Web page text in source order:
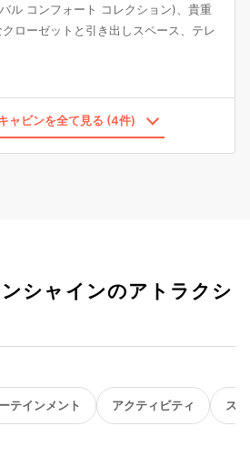
ル コンフォート コレクション)、貴重
ローゼットと引き出しスペース、テレ
ャビンを全て見る (4件)
シャインのアトラクシ
テインメント アクティビティ ス